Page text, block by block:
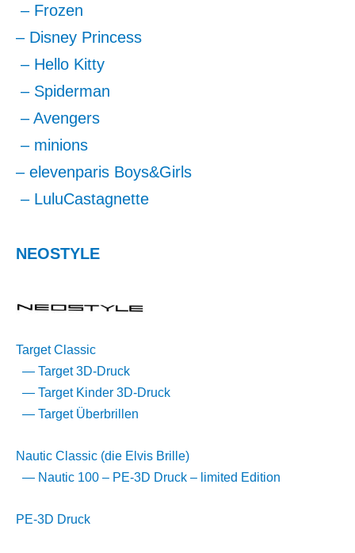
– Frozen
– Disney Princess
– Hello Kitty
– Spiderman
– Avengers
– minions
– elevenparis Boys&Girls
– LuluCastagnette
NEOSTYLE
Target Classic
— Target 3D-Druck
— Target Kinder 3D-Druck
— Target Überbrillen
Nautic Classic (die Elvis Brille)
— Nautic 100 – PE-3D Druck – limited Edition
PE-3D Druck